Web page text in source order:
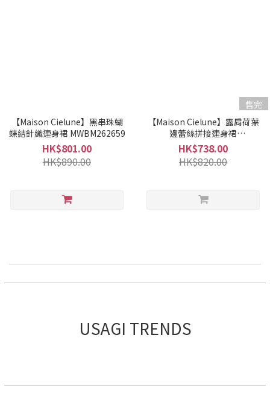
【Maison Cielune】黑串珠蝴
蝶結針織連身裙 MWBM262659
HK$801.00
HK$890.00
售完
【Maison Cielune】露肩荷葉
邊蕾絲拼接連身裙
MWAM261517
HK$738.00
HK$820.00
USAGI TRENDS